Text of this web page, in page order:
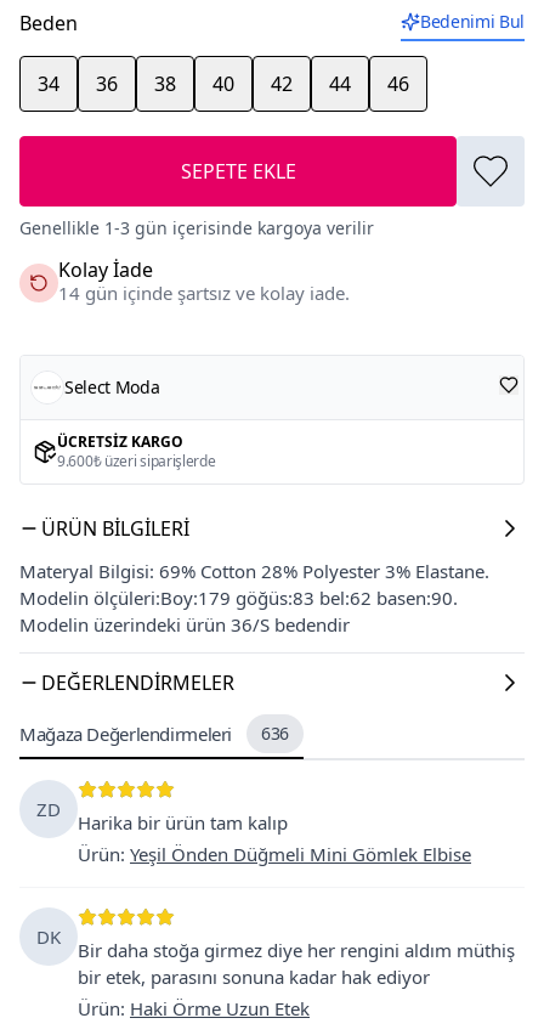
Beden
Bedenimi Bul
34 36 38 40 42 44 46
SEPETE EKLE
Genellikle 1-3 gün içerisinde kargoya verilir
Kolay İade
14 gün içinde şartsız ve kolay iade.
Select Moda
ÜCRETSIZ KARGO
9.600₺ üzeri siparişlerde
ÜRÜN BILGILERI
Materyal Bilgisi: 69% Cotton 28% Polyester 3% Elastane.
Modelin ölçüleri:Boy:179 göğüs:83 bel:62 basen:90.
Modelin üzerindeki ürün 36/S bedendir
DEĞERLENDIRMELER
Mağaza Değerlendirmeleri 636
ZD
Harika bir ürün tam kalıp
Ürün: Yeşil Önden Düğmeli Mini Gömlek Elbise
DK
Bir daha stoğa girmez diye her rengini aldım müthiş
bir etek, parasını sonuna kadar hak ediyor
Ürün: Haki Örme Uzun Etek